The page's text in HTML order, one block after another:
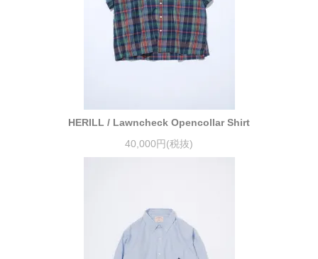
HERILL / Lawncheck Opencollar Shirt
40,000円(税抜)